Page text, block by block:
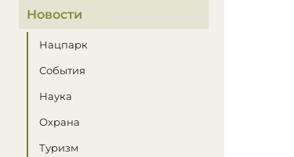
В этом разделе
Новости
Нацпарк
События
Наука
Охрана
Туризм